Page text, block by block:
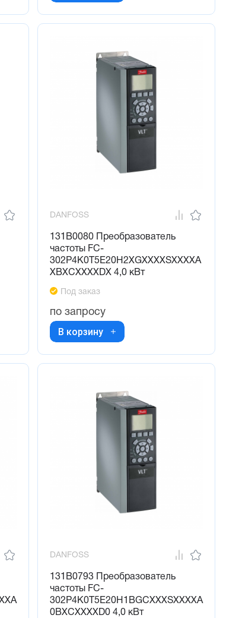
DANFOSS
131B0080 Преобразователь
частоты FC-
302P4K0T5E20H2XGXXXXSXXXXA
XBXCXXXXDX 4,0 кВт
Под заказ
по запросу
В корзину
DANFOSS
131B0793 Преобразователь
частоты FC-
302P4K0T5E20H1BGCXXXSXXXXA
0BXCXXXXD0 4,0 кВт